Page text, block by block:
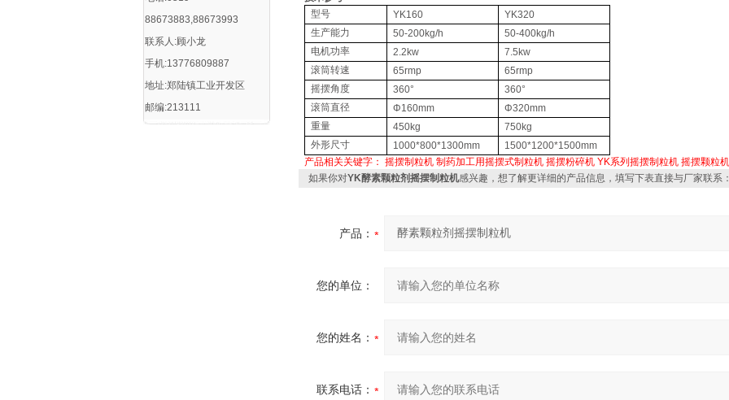
88673883,88673993
联系人:顾小龙
手机:13776809887
地址:郑陆镇工业开发区
邮编:213111
型号
YK160
YK320
生产能力
50-200kg/h
50-400kg/h
电机功率
2.2kw
7.5kw
滚筒转速
65rmp
65rmp
摇摆角度
360°
360°
滚筒直径
Φ160mm
Φ320mm
重量
450kg
750kg
外形尺寸
1000*800*1300mm
1500*1200*1500mm
产品相关关键字： 摇摆制粒机 制药加工用摇摆式制粒机 摇摆粉碎机 YK系列摇摆制粒机 摇摆颗粒机
如果你对YK酵素颗粒剂摇摆制粒机感兴趣，想了解更详细的产品信息，填写下表直接与厂家联系
产品：
您的单位：
您的姓名：
联系电话：